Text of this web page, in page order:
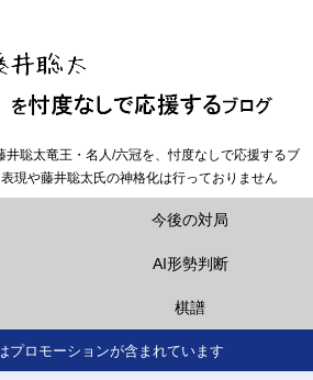
井聡太竜王・名人/六冠を、忖度なしで応援するブ
現や藤井聡太氏の神格化は行っておりません
今後の対局
AI形勢判断
棋譜
プロモーションが含まれています